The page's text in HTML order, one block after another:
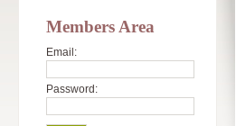
Members Area
Email:
Password: